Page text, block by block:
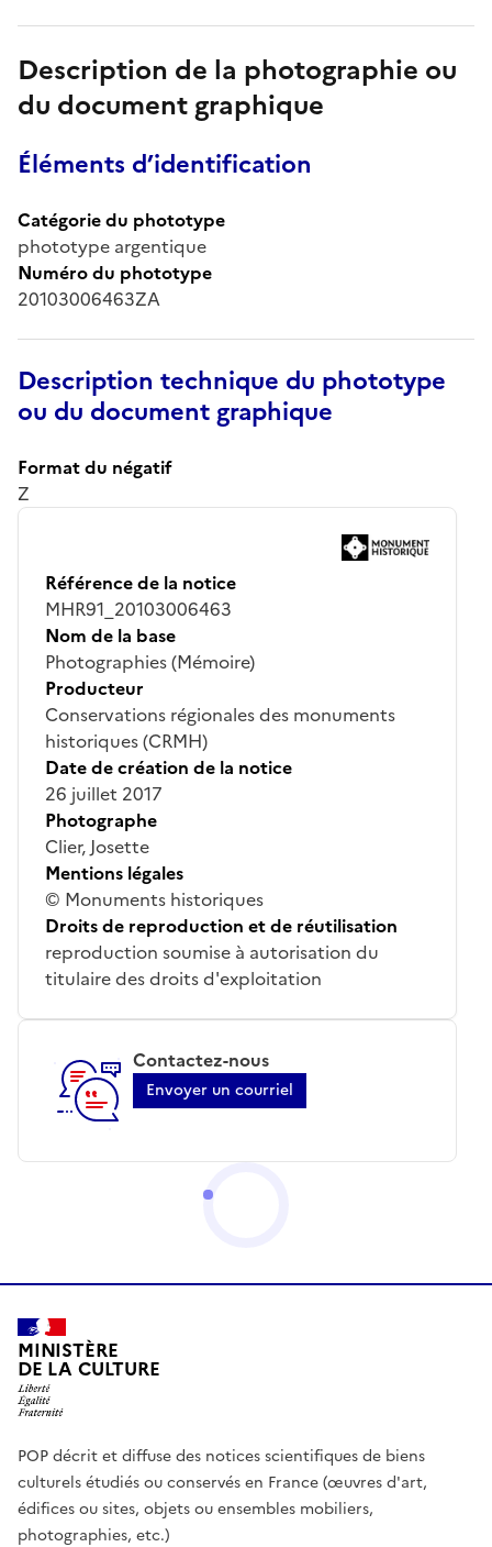
Description de la photographie ou
du document graphique
Éléments d’identification
Catégorie du phototype
phototype argentique
Numéro du phototype
20103006463ZA
Description technique du phototype
ou du document graphique
Format du négatif
Z
Référence de la notice
MHR91_20103006463
Nom de la base
Photographies (Mémoire)
Producteur
Conservations régionales des monuments
historiques (CRMH)
Date de création de la notice
26 juillet 2017
Photographe
Clier, Josette
Mentions légales
© Monuments historiques
Droits de reproduction et de réutilisation
reproduction soumise à autorisation du
titulaire des droits d'exploitation
Contactez-nous
Envoyer un courriel
MINISTÈRE
DE LA CULTURE
POP décrit et diffuse des notices scientifiques de biens
culturels étudiés ou conservés en France (œuvres d'art,
édifices ou sites, objets ou ensembles mobiliers,
photographies, etc.)